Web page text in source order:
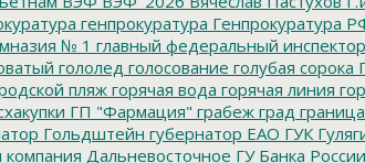
генпрокуратура Генпрокуратура
№ 1 главный федеральный инспектор
гололед голосование голубая сорока
пляж горячая вода горячая линия
ГП "Фармация" грабеж град граница
Гольдштейн губернатор ЕАО ГУК
компания Дальневосточное ГУ Банка России